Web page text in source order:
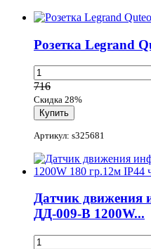
Розетка Legrand
716
Скидка 28%
Артикул: s325681
Датчик движения
ДД-009-B 1200W...